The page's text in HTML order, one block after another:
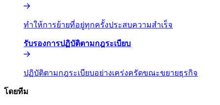
ทำให้การย้ายที่อยู่ทุกครั้งประสบความสำเร็จ​​
รับรองการปฏิบัติตามกฎระเบียบ​​
ปฏิบัติตามกฎระเบียบอย่างเคร่งครัดขณะขยายธุรกิจ​​
โดยทีม​​